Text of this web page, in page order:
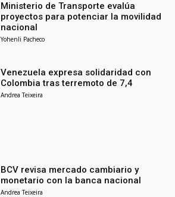
Ministerio de Transporte evalúa
proyectos para potenciar la movilidad
nacional
Yohenli Pacheco
Venezuela expresa solidaridad con
Colombia tras terremoto de 7,4
Andrea Teixeira
BCV revisa mercado cambiario y
monetario con la banca nacional
Andrea Teixeira